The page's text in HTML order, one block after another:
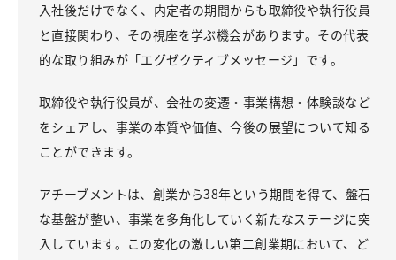
入社後だけでなく、内定者の期間からも取締役や執行役員
と直接関わり、その視座を学ぶ機会があります。その代表
的な取り組みが「エグゼクティブメッセージ」です。
取締役や執行役員が、会社の変遷・事業構想・体験談など
をシェアし、事業の本質や価値、今後の展望について知る
ことができます。
アチーブメントは、創業から38年という期間を得て、盤石
な基盤が整い、事業を多角化していく新たなステージに突
入しています。この変化の激しい第二創業期において、ど